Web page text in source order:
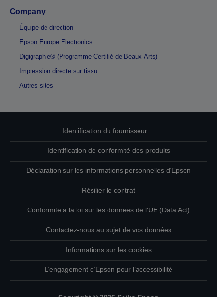
Company
Équipe de direction
Epson Europe Electronics
Digigraphie® (Programme Certifié de Beaux-Arts)
Impression directe sur tissu
Autres sites
Identification du fournisseur
Identification de conformité des produits
Déclaration sur les informations personnelles d’Epson
Résilier le contrat
Conformité à la loi sur les données de l'UE (Data Act)
Contactez-nous au sujet de vos données
Informations sur les cookies
L’engagement d’Epson pour l’accessibilité